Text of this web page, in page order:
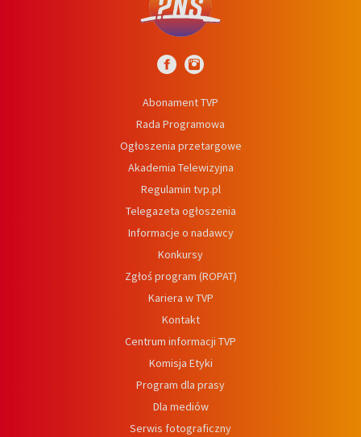
Abonament TVP
Rada Programowa
Ogłoszenia przetargowe
Akademia Telewizyjna
Regulamin tvp.pl
Telegazeta ogłoszenia
Informacje o nadawcy
Konkursy
Zgłoś program (ROPAT)
Kariera w TVP
Kontakt
Centrum informacji TVP
Komisja Etyki
Program dla prasy
Dla mediów
Serwis fotograficzny